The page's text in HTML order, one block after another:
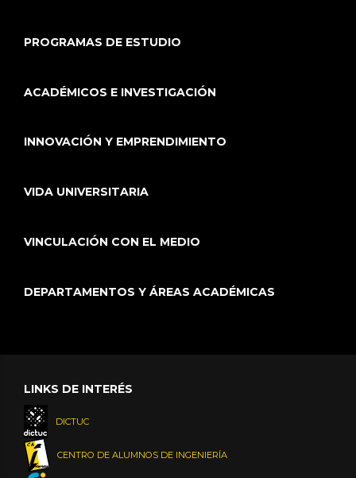
PROGRAMAS DE ESTUDIO
ACADÉMICOS E INVESTIGACIÓN
INNOVACIÓN Y EMPRENDIMIENTO
VIDA UNIVERSITARIA
VINCULACIÓN CON EL MEDIO
DEPARTAMENTOS Y ÁREAS ACADÉMICAS
LINKS DE INTERÉS
DICTUC
CENTRO DE ALUMNOS DE INGENIERÍA